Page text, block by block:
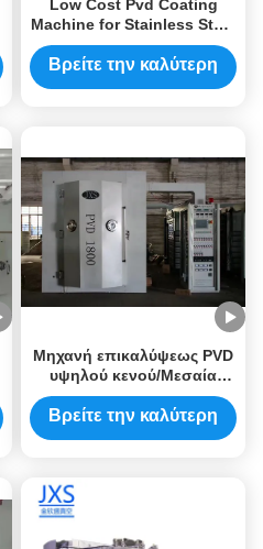
Low Cost Pvd Coating
Machine for Stainless Steel
Pvd Equipment
Manufacturing Pvd
Βρείτε την καλύτερη
Μηχανή επικαλύψεως PVD
υψηλού κενού/Μεσαία
μηχανή επικαλύψεως PVD
για ανοξείδωτο χάλυβα
Βρείτε την καλύτερη